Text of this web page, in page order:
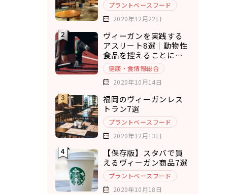
プラントベースフード
2020年12月22日
ヴィーガンを実践する
アスリート8選｜動物性
食品を控えることにメ
リットを実感
健康・食情報総合
2020年10月14日
福岡のヴィーガンレス
トラン7選
プラントベースフード
2020年12月13日
【保存版】スタバで買
えるヴィーガン商品7選
プラントベースフード
2020年10月18日